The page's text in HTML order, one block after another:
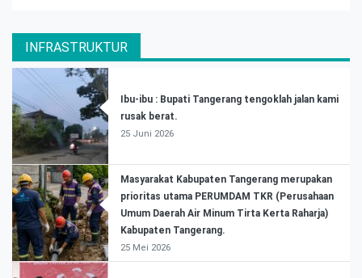
INFRASTRUKTUR
Ibu-ibu : Bupati Tangerang tengoklah jalan kami
rusak berat.
25 Juni 2026
Masyarakat Kabupaten Tangerang merupakan
prioritas utama PERUMDAM TKR (Perusahaan
Umum Daerah Air Minum Tirta Kerta Raharja)
Kabupaten Tangerang.
25 Mei 2026